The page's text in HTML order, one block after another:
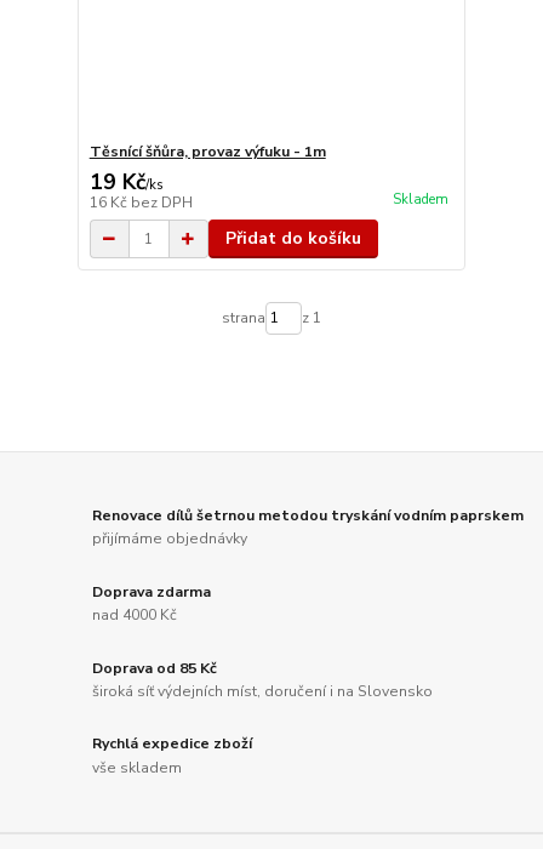
Těsnící šňůra, provaz výfuku - 1m
19 Kč/ks
16 Kč bez DPH Skladem
Přidat do košíku
strana z 1
Renovace dílů šetrnou metodou tryskání vodním paprskem
přijímáme objednávky
Doprava zdarma
nad 4000 Kč
Doprava od 85 Kč
široká síť výdejních míst, doručení i na Slovensko
Rychlá expedice zboží
vše skladem